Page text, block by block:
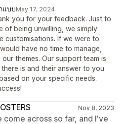
แบบMay 17, 2024
you for your feedback. Just to
of being unwilling, we simply
customisations. If we were to
have no time to manage,
themes. Our support team is
is and their answer to you
on your specific needs.
Nov 8, 2023
across so far, and I've